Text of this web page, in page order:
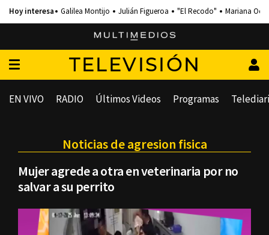
Galilea Montijo Julián Figueroa "El Recodo" Mariana
TELEVISIÓN
EN VIVO RADIO Últimos Videos Programas
Noticias de agresion fisica
Mujer agrede a otra en veterinaria por no
salvar a su perrito